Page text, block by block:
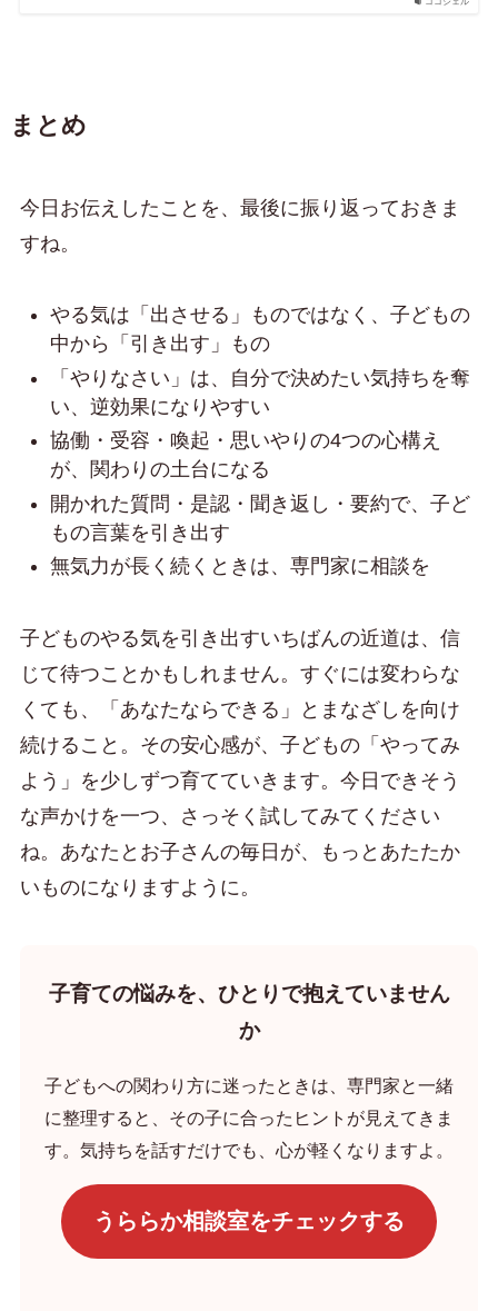
まとめ
今日お伝えしたことを、最後に振り返っておきま
すね。
やる気は「出させる」ものではなく、子どもの
中から「引き出す」もの
「やりなさい」は、自分で決めたい気持ちを奪
い、逆効果になりやすい
協働・受容・喚起・思いやりの4つの心構え
が、関わりの土台になる
開かれた質問・是認・聞き返し・要約で、子ど
もの言葉を引き出す
無気力が長く続くときは、専門家に相談を
子どものやる気を引き出すいちばんの近道は、信
じて待つことかもしれません。すぐには変わらな
くても、「あなたならできる」とまなざしを向け
続けること。その安心感が、子どもの「やってみ
よう」を少しずつ育てていきます。今日できそう
な声かけを一つ、さっそく試してみてください
ね。あなたとお子さんの毎日が、もっとあたたか
いものになりますように。
子育ての悩みを、ひとりで抱えていません
か
子どもへの関わり方に迷ったときは、専門家と一緒
に整理すると、その子に合ったヒントが見えてきま
す。気持ちを話すだけでも、心が軽くなりますよ。
うららか相談室をチェックする